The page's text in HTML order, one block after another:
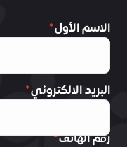
الاسم الأول
البريد الالكتروني
رقم الهاتف